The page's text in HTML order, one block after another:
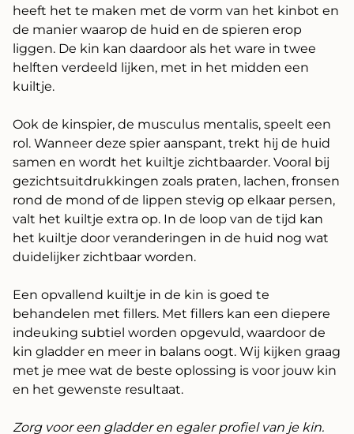
heeft het te maken met de vorm van het kinbot en
de manier waarop de huid en de spieren erop
liggen. De kin kan daardoor als het ware in twee
helften verdeeld lijken, met in het midden een
kuiltje.
Ook de kinspier, de musculus mentalis, speelt een
rol. Wanneer deze spier aanspant, trekt hij de huid
samen en wordt het kuiltje zichtbaarder. Vooral bij
gezichtsuitdrukkingen zoals praten, lachen, fronsen
rond de mond of de lippen stevig op elkaar persen,
valt het kuiltje extra op. In de loop van de tijd kan
het kuiltje door veranderingen in de huid nog wat
duidelijker zichtbaar worden.
Een opvallend kuiltje in de kin is goed te
behandelen met fillers. Met fillers kan een diepere
indeuking subtiel worden opgevuld, waardoor de
kin gladder en meer in balans oogt. Wij kijken graag
met je mee wat de beste oplossing is voor jouw kin
en het gewenste resultaat.
Zorg voor een gladder en egaler profiel van je kin.